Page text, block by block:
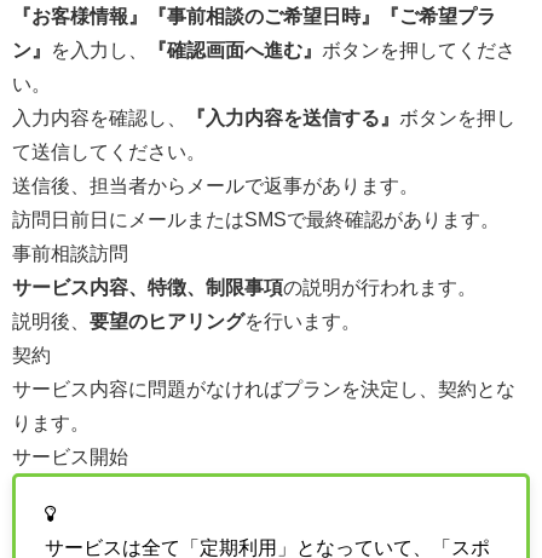
『お客様情報』『事前相談のご希望日時』『ご希望プラ
ン』
を入力し、 『確認画面へ進む』 ボタンを押してくださ
い。
入力内容を確認し、
『入力内容を送信する』 ボタンを押し
て送信してください。
送信後、担当者からメールで返事があります。
訪問日前日にメールまたはSMSで最終確認があります。
事前相談訪問
サービス内容、特徴、制限事項の説明が行われます。
説明後、 要望のヒアリングを行います。
契約
サービス内容に問題がなければプランを決定し、契約とな
ります。
サービス開始
サービスは全て「定期利用」となっていて、「スポ